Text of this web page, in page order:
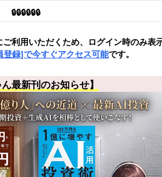
🔒🔒🔒🔒🔒🔒
利用いただくため、ログイン時のみ表
録]で今すぐアクセス可能です。
ん最新刊のお知らせ】